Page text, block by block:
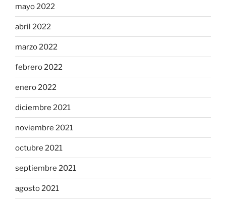
mayo 2022
abril 2022
marzo 2022
febrero 2022
enero 2022
diciembre 2021
noviembre 2021
octubre 2021
septiembre 2021
agosto 2021